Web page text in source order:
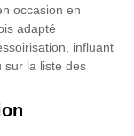
occasion en
adapté
influant
sur la liste des